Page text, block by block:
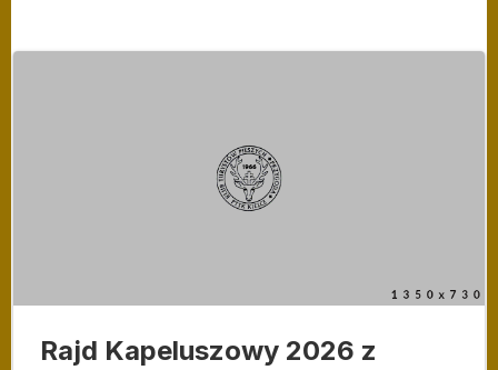
Rajd Kapeluszowy 2026 z